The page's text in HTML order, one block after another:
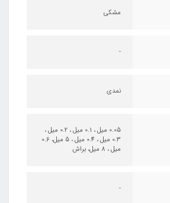
مشکی
-
نمدی
0.05 میل ، 0.1 میل ، 0.2 میل ،
0.3 میل ، 0.4 میل ، 5 میل، 0.6
میل ، 8 میل، براش
-